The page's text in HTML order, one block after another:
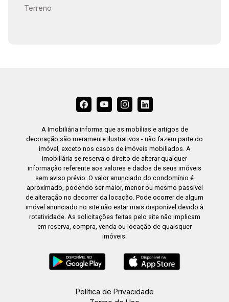
Terreno
A Imobiliária informa que as mobílias e artigos de
decoração são meramente ilustrativos - não fazem parte do
imóvel, exceto nos casos de imóveis mobiliados. A
imobiliária se reserva o direito de alterar qualquer
informação referente aos valores e dados de seus imóveis
sem aviso prévio. O valor anunciado do condomínio é
aproximado, podendo ser maior, menor ou mesmo passível
de alteração no decorrer da locação. Pode ocorrer de algum
imóvel anunciado no site não estar mais disponível devido à
rotatividade. As solicitações feitas pelo site não implicam
em reserva, compra, venda ou locação de quaisquer
imóveis.
Política de Privacidade